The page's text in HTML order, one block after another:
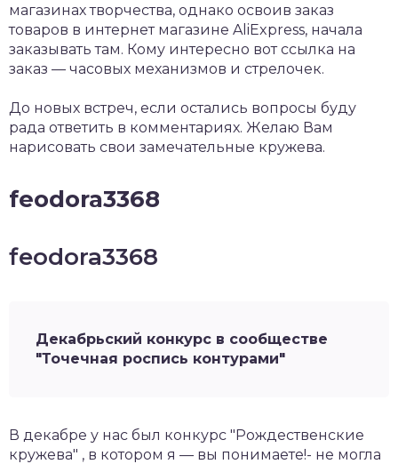
магазинах творчества, однако освоив заказ
товаров в интернет магазине AliExpress, начала
заказывать там. Кому интересно вот ссылка на
заказ — часовых механизмов и стрелочек.
До новых встреч, если остались вопросы буду
рада ответить в комментариях. Желаю Вам
нарисовать свои замечательные кружева.
feodora3368
feodora3368
Декабрьский конкурс в сообществе
"Точечная роспись контурами"
В декабре у нас был конкурс "Рождественские
кружева" , в котором я — вы понимаете!- не могла